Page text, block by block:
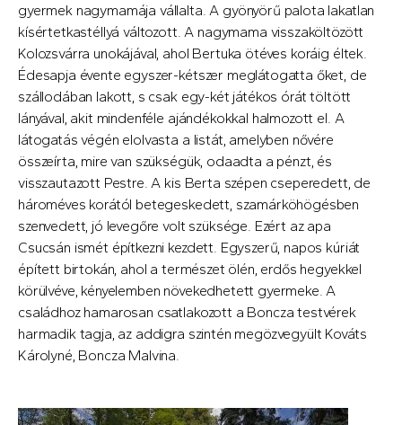
gyermek nagymamája vállalta. A gyönyörű palota lakatlan
kísértetkastéllyá változott. A nagymama visszaköltözött
Kolozsvárra unokájával, ahol Bertuka ötéves koráig éltek.
Édesapja évente egyszer-kétszer meglátogatta őket, de
szállodában lakott, s csak egy-két játékos órát töltött
lányával, akit mindenféle ajándékokkal halmozott el. A
látogatás végén elolvasta a listát, amelyben nővére
összeírta, mire van szükségük, odaadta a pénzt, és
visszautazott Pestre. A kis Berta szépen cseperedett, de
hároméves korától betegeskedett, szamárköhögésben
szenvedett, jó levegőre volt szüksége. Ezért az apa
Csucsán ismét építkezni kezdett. Egyszerű, napos kúriát
épített birtokán, ahol a természet ölén, erdős hegyekkel
körülvéve, kényelemben növekedhetett gyermeke. A
családhoz hamarosan csatlakozott a Boncza testvérek
harmadik tagja, az addigra szintén megözvegyült Kováts
Károlyné, Boncza Malvina.